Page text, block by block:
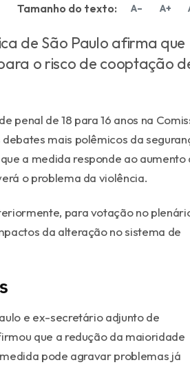
Tamanho do texto: A– A+
de São Paulo afirma que
o risco de cooptação
penal de 18 para 16 anos na
mais polêmicos da
a medida responde ao aumento
o problema da violência.
para votação no
da alteração no sistema de
e ex-secretário adjunto de
que a redução da maioridade
pode agravar problemas já